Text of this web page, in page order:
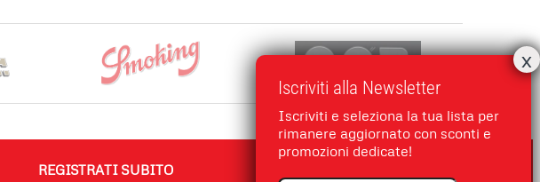
REGISTRATI SUBITO
Iscriviti alla Newsletter
Iscriviti e seleziona la tua lista per
rimanere aggiornato con sconti e
promozioni dedicate!